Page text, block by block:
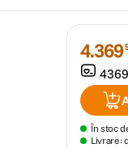
4.369
În stoc
Livrare: